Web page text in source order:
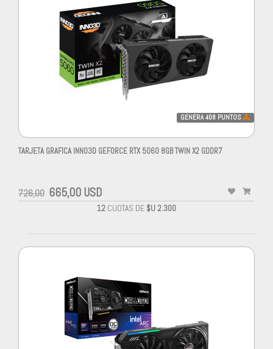
GENERA408 PUNTOS
TARJETA GRAFICA INNO3D GEFORCE RTX 5060 8GB TWIN X2 GDDR7
726,00 665,00 USD
12 CUOTAS DE $U 2.300